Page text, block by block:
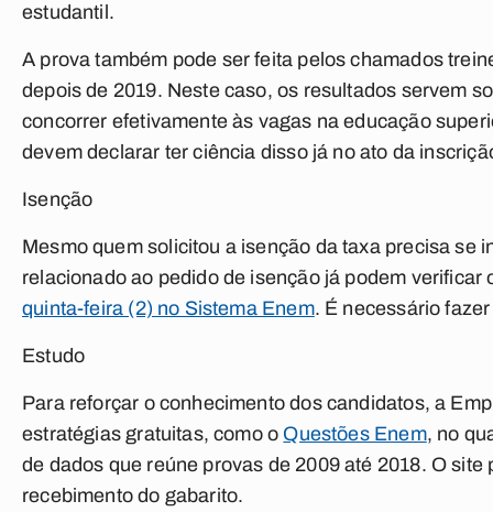
estudantil.
A prova também pode ser feita pelos chamados
depois de 2019. Neste caso, os resultados servem
concorrer efetivamente às vagas na educação
devem declarar ter ciência disso já no ato da
Isenção
Mesmo quem solicitou a isenção da taxa precisa se
relacionado ao pedido de isenção já podem verificar
quinta-feira (2) no Sistema Enem. É necessário
Estudo
Para reforçar o conhecimento dos candidatos, a
estratégias gratuitas, como o Questões Enem, no
de dados que reúne provas de 2009 até 2018. O
recebimento do gabarito.